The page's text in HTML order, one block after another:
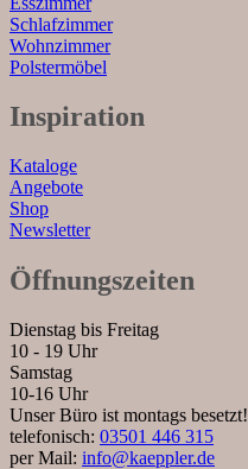
Schlafzimmer
Wohnzimmer
Polstermöbel
Inspiration
Kataloge
Angebote
Shop
Newsletter
Öffnungszeiten
Dienstag bis Freitag
10 - 19 Uhr
Samstag
10-16 Uhr
Unser Büro ist montags besetzt!
telefonisch: 03501 446 315
per Mail: info@kaeppler.de